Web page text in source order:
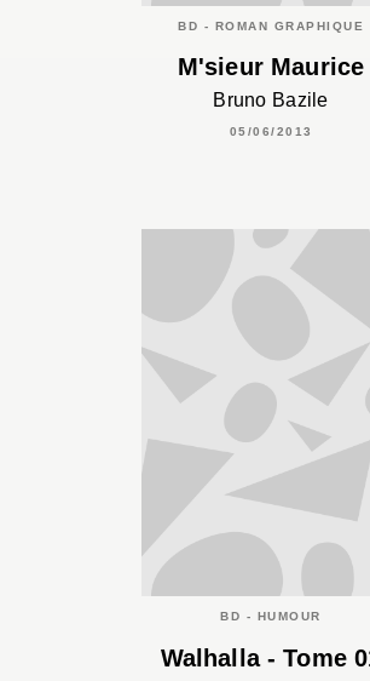
BD - ROMAN GRAPHIQUE
M'sieur Maurice
Bruno Bazile
05/06/2013
BD - HUMOUR
Walhalla - Tome